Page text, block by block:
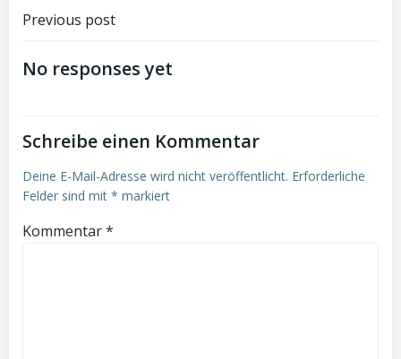
Post
navigation
Previous post
No responses yet
Schreibe einen Kommentar
Deine E-Mail-Adresse wird nicht veröffentlicht. Erforderliche
Felder sind mit * markiert
Kommentar*